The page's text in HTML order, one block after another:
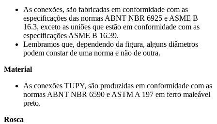
As conexões, são fabricadas em conformidade com as
especificações das normas ABNT NBR 6925 e ASME B
16.3, exceto as uniões que estão em conformidade com as
especificações ASME B 16.39.
Lembramos que, dependendo da figura, alguns diâmetros
podem constar de uma norma e não de outra.
Material
As conexões TUPY, são produzidas em conformidade com as
normas ABNT NBR 6590 e ASTM A 197 em ferro maleável
preto.
Rosca